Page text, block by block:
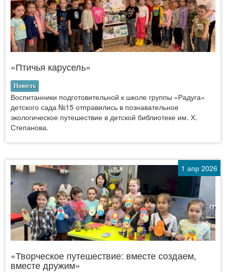
«Птичья карусель»
Новость
Воспитанники подготовительной к школе группы «Радуга»
детского сада №15 отправились в познавательное
экологическое путешествие в детской библиотеке им. Х.
Степанова.
1 апр 2026
«Творческое путешествие: вместе создаем,
вместе дружим»